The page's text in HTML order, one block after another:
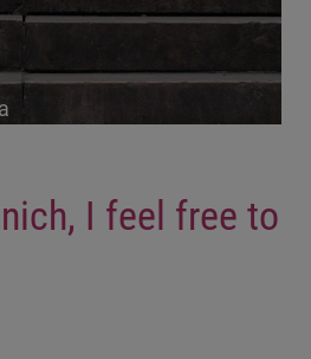
I feel free to